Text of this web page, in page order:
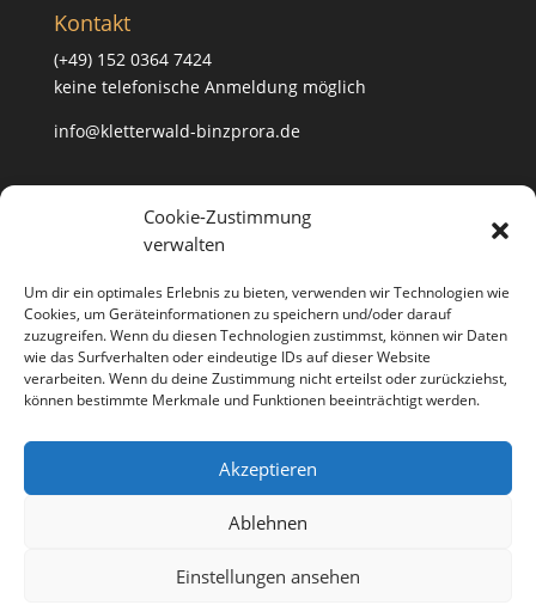
Cookie-Zustimmung
verwalten
Um dir ein optimales Erlebnis zu bieten, verwenden wir Technologien wie
Cookies, um Geräteinformationen zu speichern und/oder darauf
zuzugreifen. Wenn du diesen Technologien zustimmst, können wir Daten
wie das Surfverhalten oder eindeutige IDs auf dieser Website
verarbeiten. Wenn du deine Zustimmung nicht erteilst oder zurückziehst,
können bestimmte Merkmale und Funktionen beeinträchtigt werden.
Akzeptieren
Ablehnen
Einstellungen ansehen
Kontakt
(+49) 152 0364 7424
keine telefonische Anmeldung möglich
info@kletterwald-binzprora.de
Postanschrift
Kletterwald BinzProra Uwe Häusler
18507 Klein Lehmhagen
Datenschutzerklärung
Richtlinie für Storno und Rückerstattungen